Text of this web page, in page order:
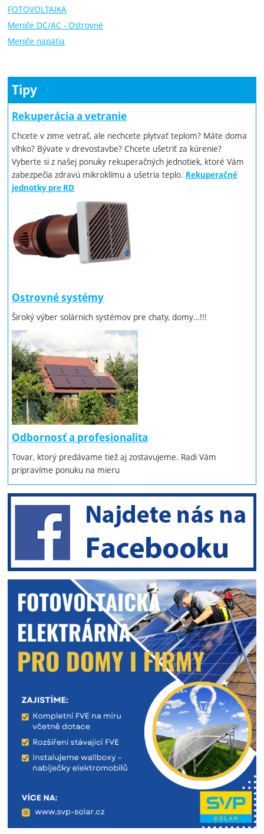
FOTOVOLTAIKA
Meniče DC/AC - Ostrovné
Meniče napätia
Tipy
Rekuperácia a vetranie
Chcete v zime vetrať, ale nechcete plytvať teplom? Máte doma
vlhko? Bývate v drevostavbe? Chcete ušetriť za kúrenie?
Vyberte si z našej ponuky rekuperačných jednotiek, ktoré Vám
zabezpečia zdravú mikroklímu a ušetria teplo. Rekuperačné
jednotky pre RD
Ostrovné systémy
Široký výber solárních systémov pre chaty, domy…!!!
Odbornosť a profesionalita
Tovar, ktorý predávame tiež aj zostavujeme. Radi Vám
pripravíme ponuku na mieru